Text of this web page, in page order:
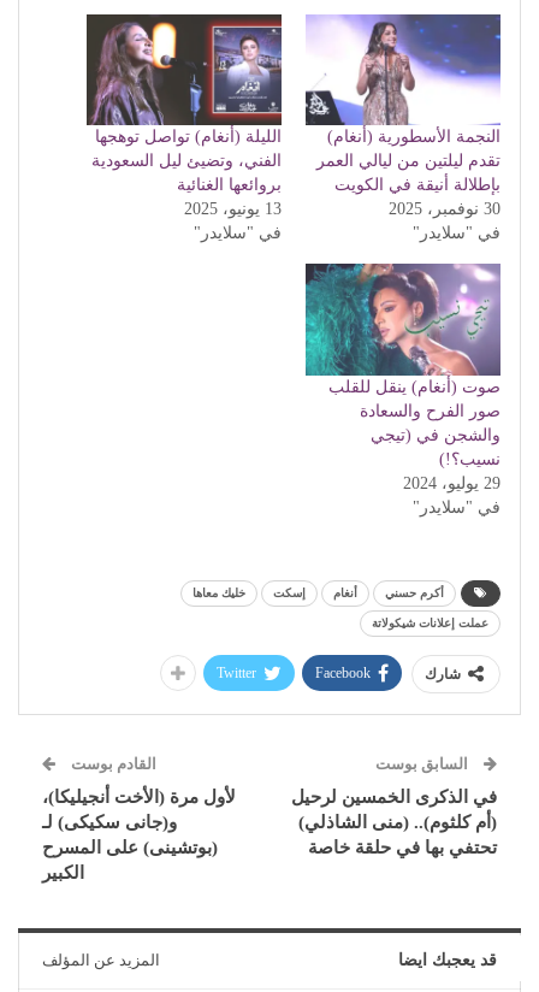
النجمة الأسطورية (أنغام)
تقدم ليلتين من ليالي العمر
بإطلالة أنيقة في الكويت
30 نوفمبر، 2025
في "سلايدر"
الليلة (أنغام) تواصل توهجها
الفني، وتضيئ ليل السعودية
بروائعها الغنائية
13 يونيو، 2025
في "سلايدر"
صوت (أنغام) ينقل للقلب
صور الفرح والسعادة
والشجن في (تيجي
نسيب؟!)
29 يوليو، 2024
في "سلايدر"
أكرم حسني أنغام إسكت خليك معاها
عملت إعلانات شيكولاتة
شارك Facebook
Twitter
السابق بوست
في الذكرى الخمسين لرحيل
(أم كلثوم).. (منى الشاذلي)
تحتفي بها في حلقة خاصة
القادم بوست
لأول مرة (الأخت أنجيليكا)،
و(جانى سكيكى) لـ
(بوتشينى) على المسرح
الكبير
قد يعجبك ايضا المزيد عن المؤلف